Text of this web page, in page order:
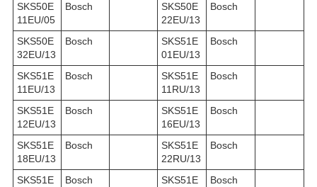
SKS50E
11EU/05
Bosch
SKS50E
22EU/13
Bosch
SKS50E
32EU/13
Bosch
SKS51E
01EU/13
Bosch
SKS51E
11EU/13
Bosch
SKS51E
11RU/13
Bosch
SKS51E
12EU/13
Bosch
SKS51E
16EU/13
Bosch
SKS51E
18EU/13
Bosch
SKS51E
22RU/13
Bosch
SKS51E
Bosch
SKS51E
Bosch